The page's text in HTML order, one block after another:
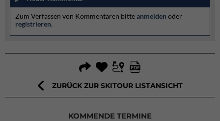
Zum Verfassen von Kommentaren bitteanmelden oder
registrieren.
ZURÜCK ZUR SKITOUR LISTANSICHT
KOMMENDE TERMINE